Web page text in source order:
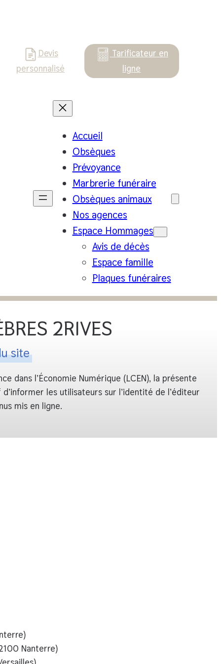
Devis
personnalisé
Tarificateur en
ligne
Accueil
Obsèques
Prévoyance
Marbrerie funéraire
Obsèques animaux
Nos agences
Espace Hommages
Avis de décès
Espace famille
Plaques funéraires
2RIVES
site
dans l’Économie Numérique (LCEN), la présente
les utilisateurs sur l’identité de l’éditeur
mis en ligne.
Nanterre)